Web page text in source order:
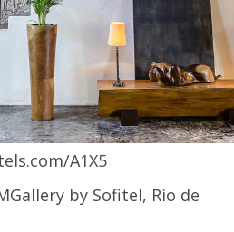
A1X5
by Sofitel, Rio de